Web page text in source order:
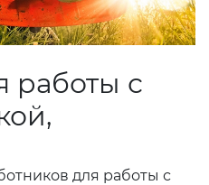
работы с
для работы с